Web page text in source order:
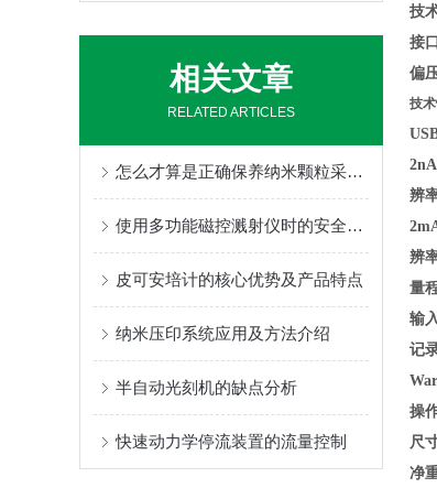
相关文章
RELATED ARTICLES
怎么才算是正确保养纳米颗粒采样器
使用多功能磁控溅射仪时的安全操作规程
皮可安培计的核心优势及产品特点
纳米压印系统应用及方法介绍
半自动光刻机的缺点分析
快速动力学停流装置的流量控制
技
接
偏
技
辨
辨
量
输
记
操
尺
净